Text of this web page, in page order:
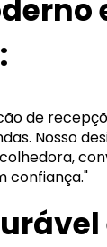
de
Nosso
confiança."